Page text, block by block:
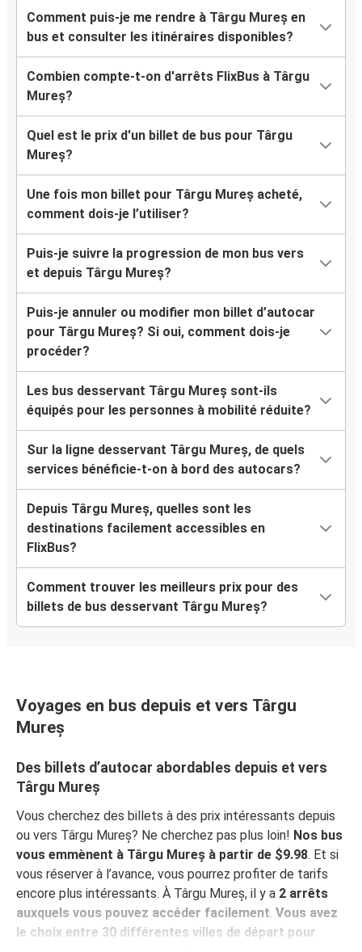
Comment puis-je me rendre à Târgu Mureș en
bus et consulter les itinéraires disponibles?
Combien compte-t-on d'arrêts FlixBus à Târgu
Mureș?
Quel est le prix d'un billet de bus pour Târgu
Mureș?
Une fois mon billet pour Târgu Mureș acheté,
comment dois-je l’utiliser?
Puis-je suivre la progression de mon bus vers
et depuis Târgu Mureș?
Puis-je annuler ou modifier mon billet d’autocar
pour Târgu Mureș? Si oui, comment dois-je
procéder?
Les bus desservant Târgu Mureș sont-ils
équipés pour les personnes à mobilité réduite?
Sur la ligne desservant Târgu Mureș, de quels
services bénéficie-t-on à bord des autocars?
Depuis Târgu Mureș, quelles sont les
destinations facilement accessibles en
FlixBus?
Comment trouver les meilleurs prix pour des
billets de bus desservant Târgu Mureș?
Voyages en bus depuis et vers Târgu
Mureș
Des billets d’autocar abordables depuis et vers
Târgu Mureș
Vous cherchez des billets à des prix intéressants depuis
ou vers Târgu Mureș? Ne cherchez pas plus loin! Nos bus
vous emmènent à Târgu Mureș à partir de $9.98. Et si
vous réserver à l’avance, vous pourrez profiter de tarifs
encore plus intéressants. À Târgu Mureș, il y a 2 arrêts
auxquels vous pouvez accéder facilement. Vous avez
le choix entre 30 différentes villes de départ pour